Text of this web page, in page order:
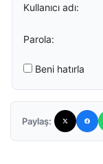
Kullanıcı adı:
Parola:
Beni hatırla
Paylaş: